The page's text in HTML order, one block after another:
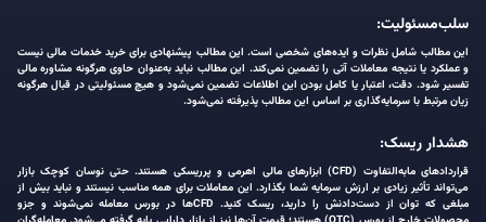
سلب‌مسئولیت:
این مطالب شامل نظرات و ایده‌های شخصی است. این مطالب پیشنهادی برای خرید خدمات مالی نیست
و عملکرد یا نتیجه معاملات آتی را تضمین نمی‌کند. این مطالب نباید به‌عنوان حاوی هرگونه مشاوره مالی
تفسیر شود. دقت، اعتبار یا کامل بودن این اطلاعات تضمین نمی‌شود و هیچ مسئولیتی در قبال هرگونه
زیان مرتبط با سرمایه‌گذاری بر اساس این مطالب پذیرفته نمی‌شود.
هشدار ریسک:
قراردادهای مابه‌التفاوت (CFD) ابزارهای مالی اهرمی و پرریسکی هستند. حتی نوسان کوچک بازار
می‌تواند تأثیر زیادی بر ارزش سرمایه شما بگذارد. این معاملات برای همه مناسب نیستند و نباید بیش از
مبلغی که توان از دست‌دادنش را دارید، ریسک کنید. CFDها در بورس معامله نمی‌شوند و جزو